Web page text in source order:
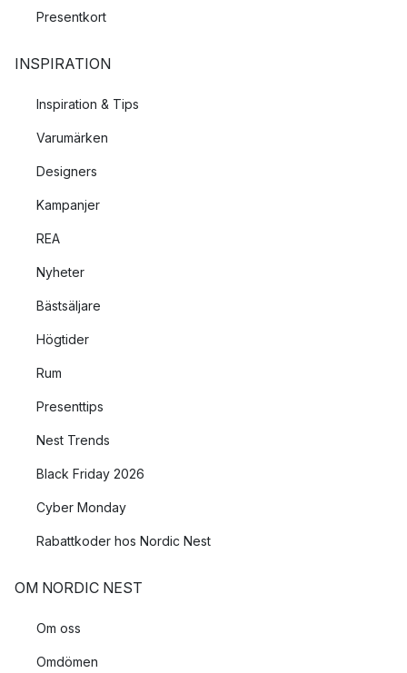
Presentkort
INSPIRATION
Inspiration & Tips
Varumärken
Designers
Kampanjer
REA
Nyheter
Bästsäljare
Högtider
Rum
Presenttips
Nest Trends
Black Friday 2026
Cyber Monday
Rabattkoder hos Nordic Nest
OM NORDIC NEST
Om oss
Omdömen